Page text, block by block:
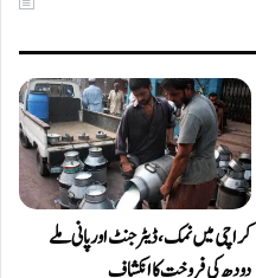
کراچی میں نمک، ڈیٹرجنٹ اور پانی ملے
دودھ کی فروخت کا انکشاف